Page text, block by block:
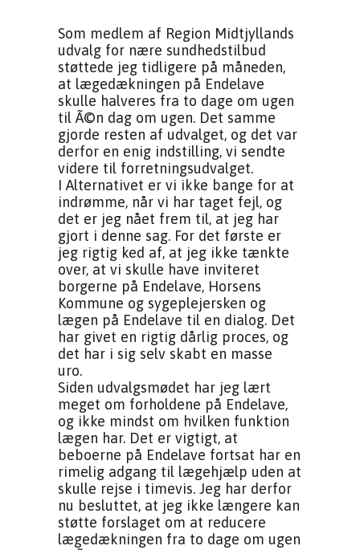
Som medlem af Region Midtjyllands
udvalg for nære sundhedstilbud
støttede jeg tidligere på måneden,
at lægedækningen på Endelave
skulle halveres fra to dage om ugen
til Ã©n dag om ugen. Det samme
gjorde resten af udvalget, og det var
derfor en enig indstilling, vi sendte
videre til forretningsudvalget.
I Alternativet er vi ikke bange for at
indrømme, når vi har taget fejl, og
det er jeg nået frem til, at jeg har
gjort i denne sag. For det første er
jeg rigtig ked af, at jeg ikke tænkte
over, at vi skulle have inviteret
borgerne på Endelave, Horsens
Kommune og sygeplejersken og
lægen på Endelave til en dialog. Det
har givet en rigtig dårlig proces, og
det har i sig selv skabt en masse
uro.
Siden udvalgsmødet har jeg lært
meget om forholdene på Endelave,
og ikke mindst om hvilken funktion
lægen har. Det er vigtigt, at
beboerne på Endelave fortsat har en
rimelig adgang til lægehjælp uden at
skulle rejse i timevis. Jeg har derfor
nu besluttet, at jeg ikke længere kan
støtte forslaget om at reducere
lægedækningen fra to dage om ugen